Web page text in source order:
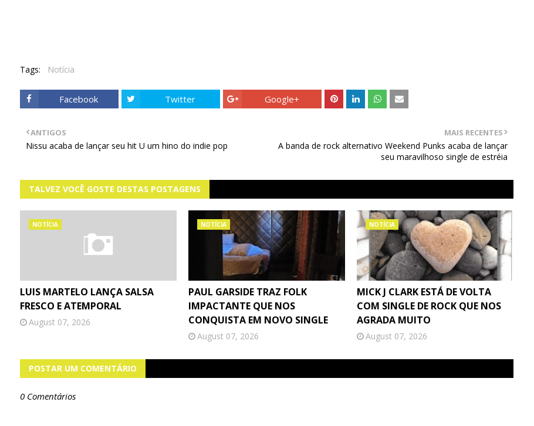
Tags: Notícia
Facebook Twitter Google+
MAIS RECENTES
A banda de rock alternativo Weekend Punks acaba de lançar
seu maravilhoso single de estréia
ANTIGOS
Nissu acaba de lançar seu hit U um hino do indie pop
TALVEZ VOCÊ GOSTE DESTAS POSTAGENS
NOTÍCIA
LUIS MARTELO LANÇA SALSA
FRESCO E ATEMPORAL
August 07, 2026
NOTÍCIA
PAUL GARSIDE TRAZ FOLK
IMPACTANTE QUE NOS
CONQUISTA EM NOVO SINGLE
August 07, 2026
NOTÍCIA
MICK J CLARK ESTÁ DE VOLTA
COM SINGLE DE ROCK QUE NOS
AGRADA MUITO
August 07, 2026
POSTAR UM COMENTÁRIO
0 Comentários